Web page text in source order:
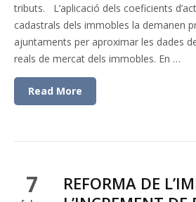
tributs. L’aplicació dels coeficients
cadastrals dels immobles la demanen
ajuntaments per aproximar les dades
reals de mercat dels immobles. En …
Read More
7
REFORMA DE